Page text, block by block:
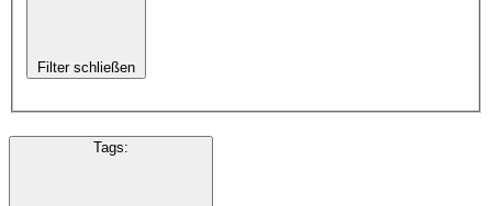
Filter schließen
Tags: